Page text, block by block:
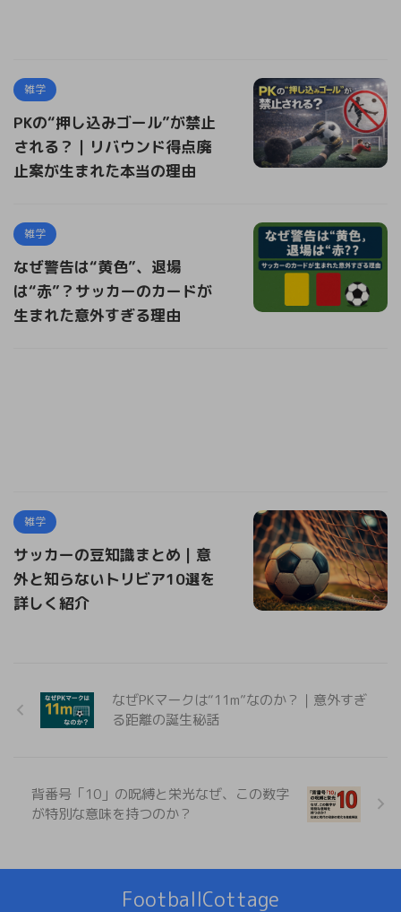
雑学
PKの“押し込みゴール”が禁止
される？｜リバウンド得点廃
止案が生まれた本当の理由
雑学
なぜ警告は“黄色”、退場
は“赤”？サッカーのカードが
生まれた意外すぎる理由
雑学
サッカーの豆知識まとめ｜意
外と知らないトリビア10選を
詳しく紹介
なぜPKマークは“11m”なのか？｜意外すぎ
る距離の誕生秘話
背番号「10」の呪縛と栄光なぜ、この数字
が特別な意味を持つのか？
FootballCottage